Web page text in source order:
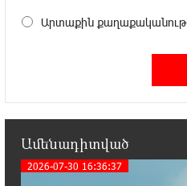
23:31:16 5-08-2026
հասցեներում
գրանցում են
Արտաքին
Ամենադիտված
2026-07-30 16:36:37